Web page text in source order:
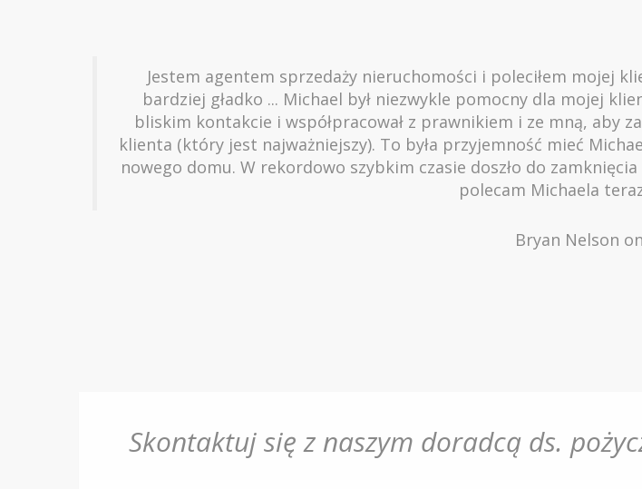
Jestem agentem sprzedaży nieruchomości i poleciłem mojej
bardziej gładko ... Michael był niezwykle pomocny dla mojej
bliskim kontakcie i współpracował z prawnikiem i ze mną, aby
klienta (który jest najważniejszy). To była przyjemność mieć
nowego domu. W rekordowo szybkim czasie doszło do
polecam Michaela
Bryan Nelson on
Skontaktuj się z naszym doradcą ds.